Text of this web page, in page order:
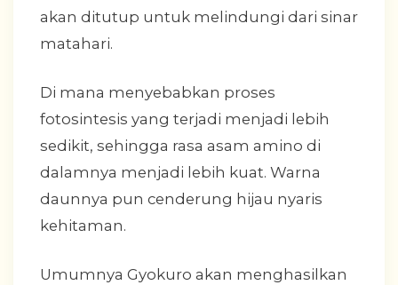
akan ditutup untuk melindungi dari sinar
matahari.
Di mana menyebabkan proses
fotosintesis yang terjadi menjadi lebih
sedikit, sehingga rasa asam amino di
dalamnya menjadi lebih kuat. Warna
daunnya pun cenderung hijau nyaris
kehitaman.
Umumnya Gyokuro akan menghasilkan